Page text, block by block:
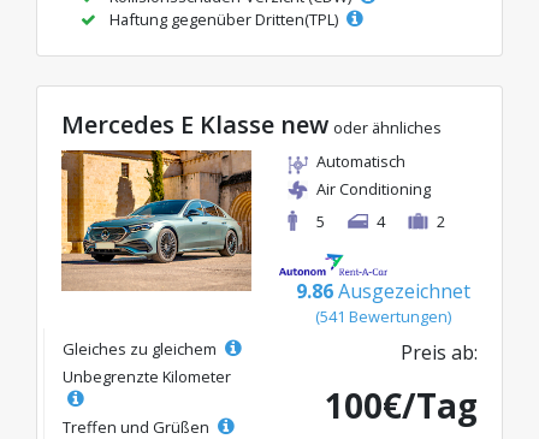
Haftung gegenüber Dritten(TPL)
Mercedes E Klasse new oder ähnliches
Automatisch
Air Conditioning
5
4 2
9.86 Ausgezeichnet
(541 Bewertungen)
Gleiches zu gleichem
Unbegrenzte Kilometer
Treffen und Grüßen
Preis ab:
100€/Tag